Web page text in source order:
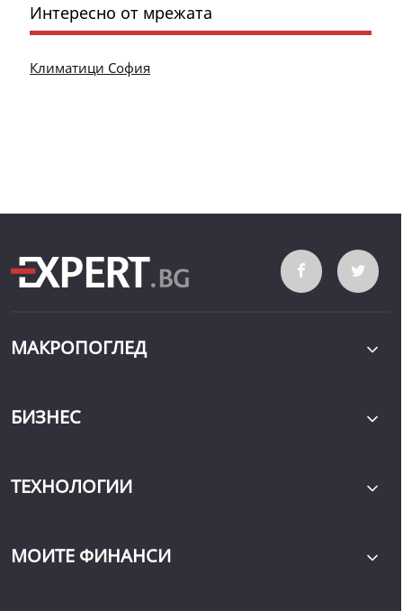
Интересно от мрежата
Климатици София
МАКРОПОГЛЕД
БИЗНЕС
ТЕХНОЛОГИИ
МОИТЕ ФИНАНСИ